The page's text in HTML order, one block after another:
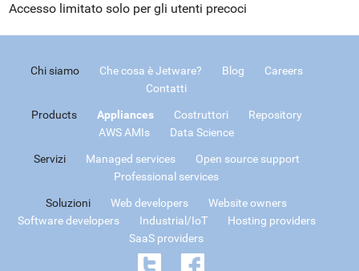
Accesso limitato solo per gli utenti precoci
Chi siamo Che cosa è Jetware? Blog
Careers
Contatti
Products Appliances Costruttori
Repository
AWS AMIs
Data Science
Servizi Managed services
Open source support
Professional services
Soluzioni Web developers
Website owners
Software developers
Industrial/IoT
Hosting providers
SaaS providers